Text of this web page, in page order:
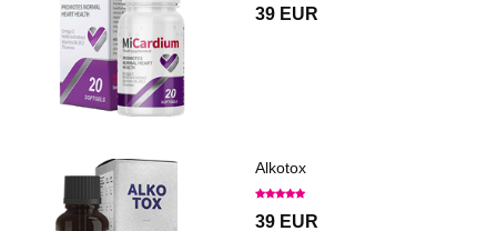
39 EUR
Alkotox
39 EUR